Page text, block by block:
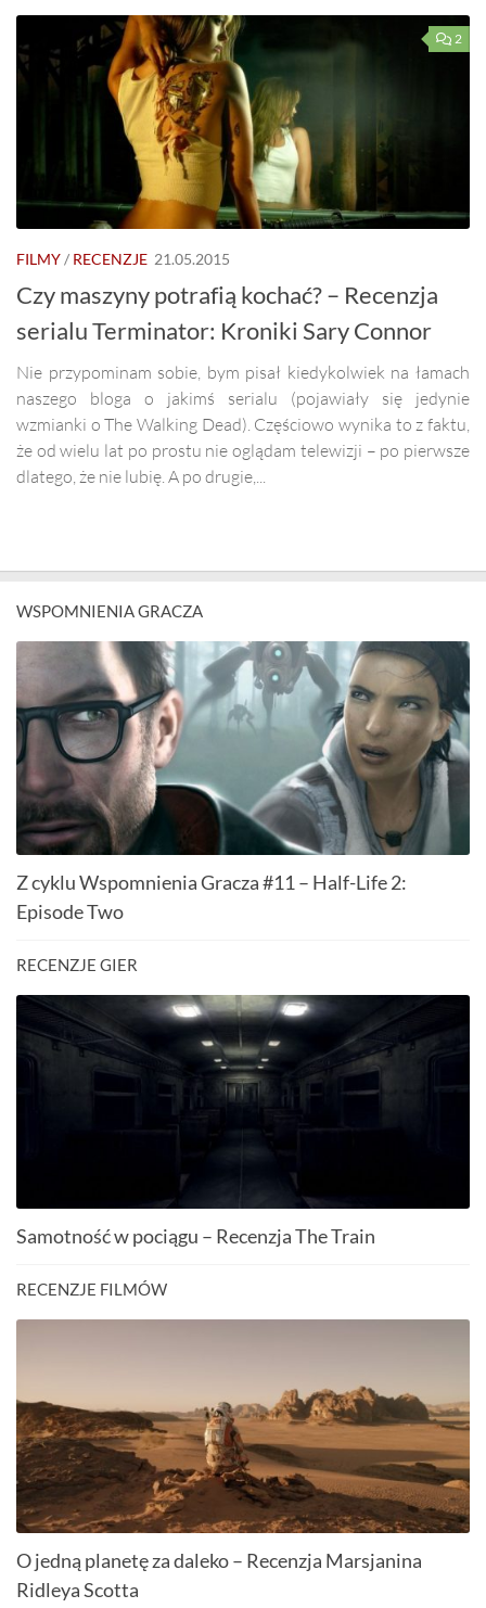
2
FILMY/ RECENZJE 21.05.2015
Czy maszyny potrafią kochać? – Recenzja
serialu Terminator: Kroniki Sary Connor
Nie przypominam sobie, bym pisał kiedykolwiek na łamach
naszego bloga o jakimś serialu (pojawiały się jedynie
wzmianki o The Walking Dead). Częściowo wynika to z faktu,
że od wielu lat po prostu nie oglądam telewizji – po pierwsze
dlatego, że nie lubię. A po drugie,...
WSPOMNIENIA GRACZA
Z cyklu Wspomnienia Gracza #11 – Half-Life 2:
Episode Two
RECENZJE GIER
Samotność w pociągu – Recenzja The Train
RECENZJE FILMÓW
O jedną planetę za daleko – Recenzja Marsjanina
Ridleya Scotta